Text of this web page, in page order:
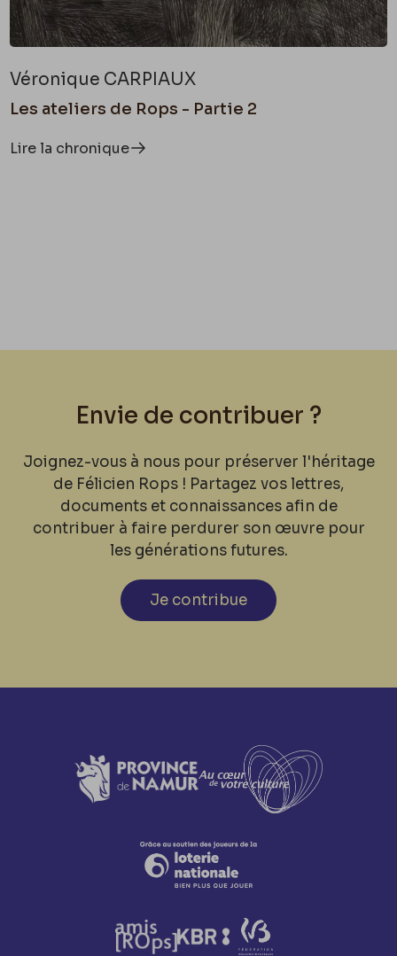
Véronique CARPIAUX
Les ateliers de Rops - Partie 2
Lire la chronique
Envie de contribuer ?
Joignez-vous à nous pour préserver l'héritage
de Félicien Rops ! Partagez vos lettres,
documents et connaissances afin de
contribuer à faire perdurer son œuvre pour
les générations futures.
Je contribue